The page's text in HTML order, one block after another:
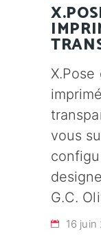
vous
G.C.
16 juin